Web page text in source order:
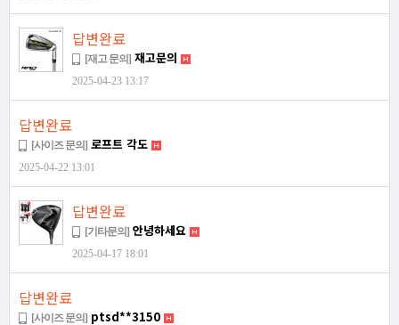
답변완료
[재고 문의] 재고문의
2025-04-23 13:17
답변완료
[사이즈 문의] 로프트 각도
2025-04-22 13:01
답변완료
[기타문의] 안녕하세요
2025-04-17 18:01
답변완료
[사이즈 문의] ptsd**3150